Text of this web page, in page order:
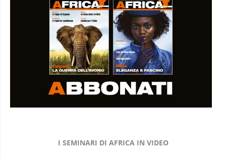
I SEMINARI DI AFRICA IN VIDEO